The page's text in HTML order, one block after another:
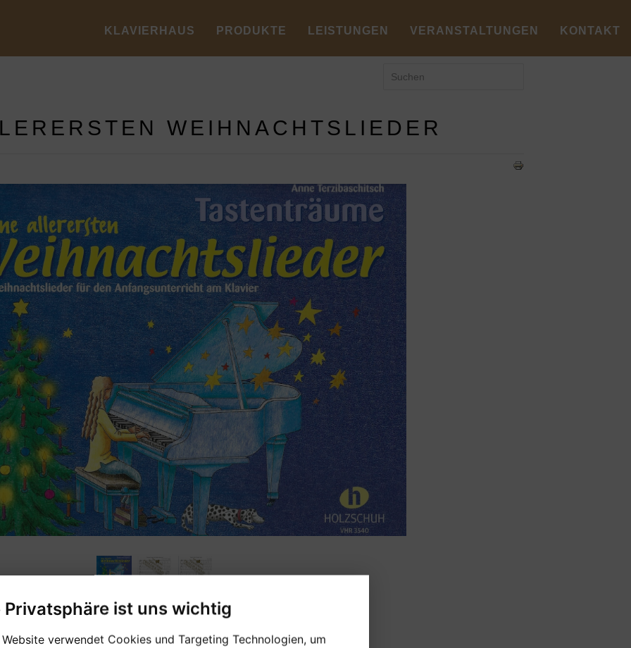
Privatsphäre ist uns wichtig
verwendet Cookies und Targeting Technologien, um
KLAVIERHAUS PRODUKTE LEISTUNGEN VERANSTALTUNGEN KONTAKT
WEIHNACHTSLIEDER
21 Weihnachtslieder für den Anfangsunterricht
Anne Terzibaschitsch